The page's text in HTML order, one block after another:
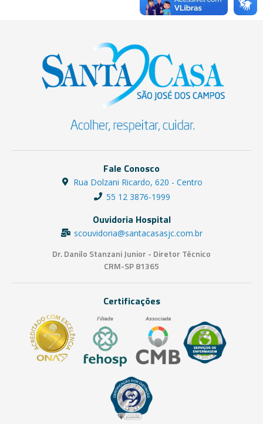
Fale Conosco
Rua Dolzani Ricardo, 620 - Centro
55 12 3876-1999
Ouvidoria Hospital
scouvidoria@santacasasjc.com.br
Dr. Danilo Stanzani Junior - Diretor Técnico
CRM-SP 81365
Certificações